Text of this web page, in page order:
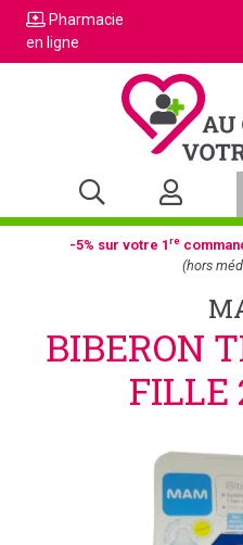
Pharmacie
en ligne
-5% sur votre 1re
(hors
BIBERON
FILLE